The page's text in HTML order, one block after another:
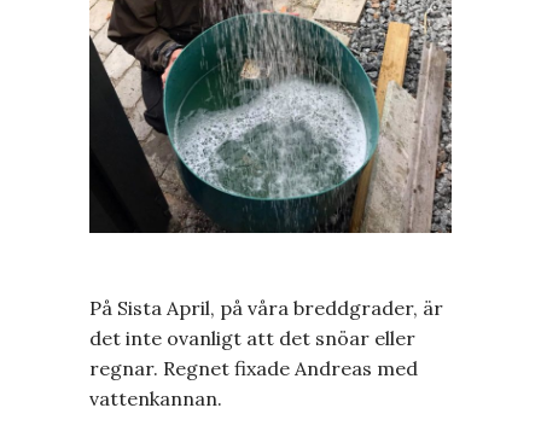
På Sista April, på våra breddgrader, är
det inte ovanligt att det snöar eller
regnar. Regnet fixade Andreas med
vattenkannan.